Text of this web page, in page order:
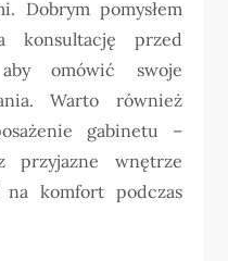
Dobrym pomysłem
przed
omówić swoje
Warto również
gabinetu –
przyjazne wnętrze
na komfort podczas